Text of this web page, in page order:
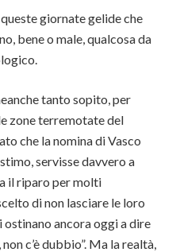
giornate gelide che
bene o male, qualcosa da
tanto sopito, per
zone terremotate del
che la nomina di Vasco
servisse davvero a
il riparo per molti
di non lasciare le loro
ostinano ancora oggi a dire
c’è dubbio”. Ma la realtà,